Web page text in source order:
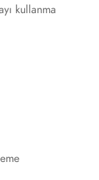
kullanma